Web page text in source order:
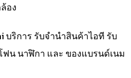
อง
บริการ รับจำนำสินค้าไอที รับ
น นาฬิกา และ ของแบรนด์เนม